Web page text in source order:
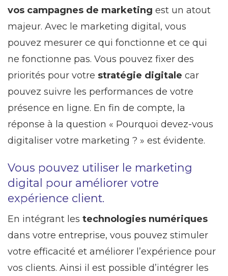
vos campagnes de marketing est un atout
majeur. Avec le marketing digital, vous
pouvez mesurer ce qui fonctionne et ce qui
ne fonctionne pas. Vous pouvez fixer des
priorités pour votre stratégie digitale car
pouvez suivre les performances de votre
présence en ligne. En fin de compte, la
réponse à la question « Pourquoi devez-vous
digitaliser votre marketing ? » est évidente.
Vous pouvez utiliser le marketing
digital pour améliorer votre
expérience client.
En intégrant les technologies numériques
dans votre entreprise, vous pouvez stimuler
votre efficacité et améliorer l’expérience pour
vos clients. Ainsi il est possible d’intégrer les